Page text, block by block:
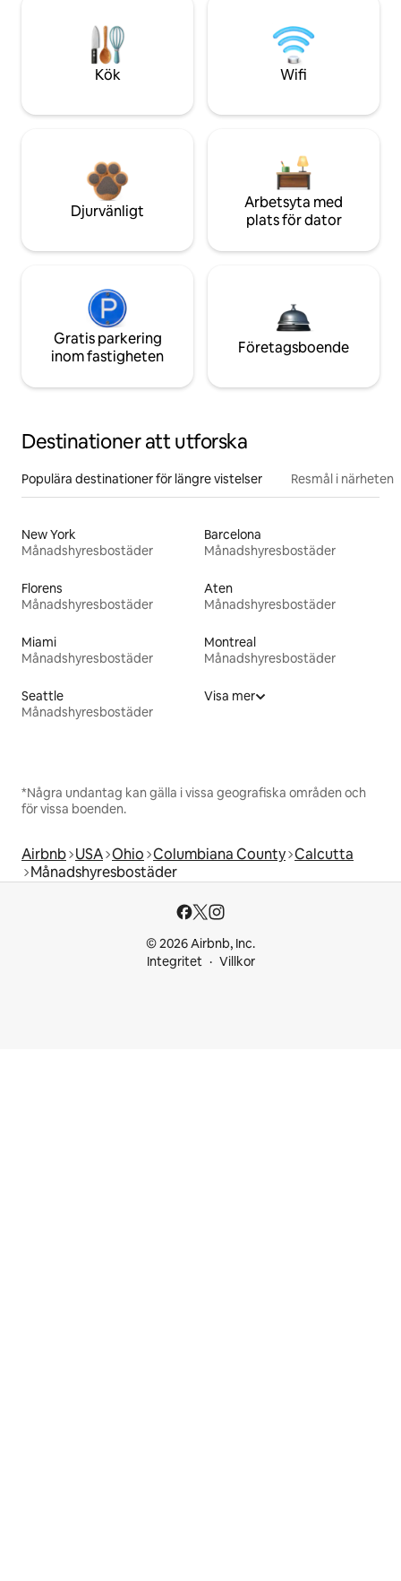
Kök Wifi
Djurvänligt
Arbetsyta med
plats för dator
Gratis parkering
inom fastigheten
Företagsboende
Destinationer att utforska
Populära destinationer för längre vistelser Resmål i närheten
New York
Månadshyresbostäder
Barcelona
Månadshyresbostäder
Florens
Månadshyresbostäder
Aten
Månadshyresbostäder
Miami
Månadshyresbostäder
Montreal
Månadshyresbostäder
Seattle
Månadshyresbostäder
Visa mer
*Några undantag kan gälla i vissa geografiska områden och
för vissa boenden.
Airbnb USA Ohio Columbiana County Calcutta
Månadshyresbostäder
© 2026 Airbnb, Inc.
Integritet
Villkor